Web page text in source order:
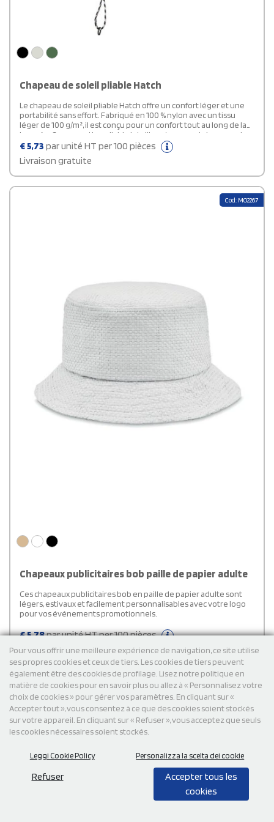
Pour vous offrir une meilleure expérience de navigation, ce site utilise
ses propres cookies et ceux de tiers. Les cookies de tiers peuvent
également être des cookies de profilage. Lisez notre politique en
matière de cookies pour en savoir plus ou allez à « Personnalisez votre
choix de cookies » pour gérer vos paramètres. En cliquant sur «
Accepter tout », vous consentez à ce que des cookies soient stockés
sur votre appareil. En cliquant sur « Refuser », vous acceptez que seuls
les cookies nécessaires soient stockés.
Leggi Cookie Policy Personalizza la scelta dei cookie
Refuser
Accepter tous les
cookies
Chapeau de soleil pliable Hatch
Le chapeau de soleil pliable Hatch offre un confort léger et une
portabilité sans effort. Fabriqué en 100 % nylon avec un tissu
léger de 100 g/m², il est conçu pour un confort tout au long de la
journée. Sa conception pliable intelligente permet de ranger le
chapeau dans une pochette compacte, ce qui le rend facile à
ranger et à transporter. Parfait pour la vie en mouvement, cet
accessoire à la fois pratique et élégant est idéal pour les
aventures en plein air, les voyages ou les sorties quotidiennes.
€5,73 par unité HT per 100 pièces
Livraison gratuite
Cod: MO2267
Chapeaux publicitaires bob paille de papier adulte
Ces chapeaux publicitaires bob en paille de papier adulte sont
légers, estivaux et facilement personnalisables avec votre logo
pour vos événements promotionnels.
€5,78par unité HT per 100 pièces
Livraison gratuite
Cod: 111074